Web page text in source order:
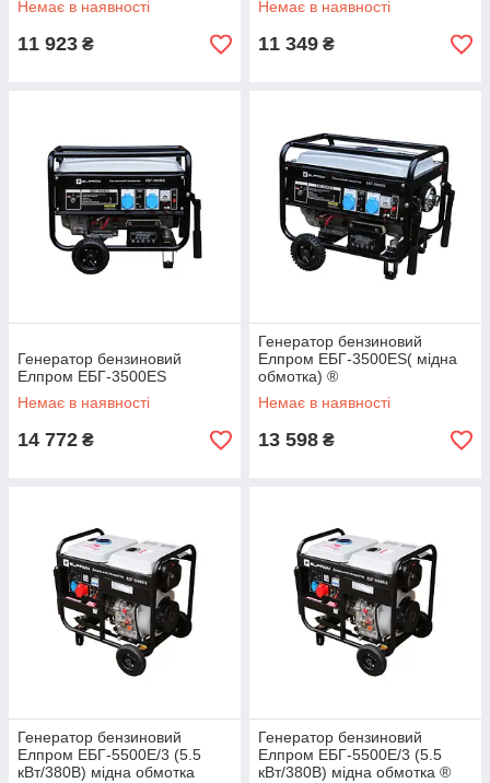
Немає в наявності
11 923 ₴
Немає в наявності
11 349 ₴
Генератор бензиновий
Елпром ЕБГ-3500ES
Немає в наявності
14 772 ₴
Генератор бензиновий
Елпром ЕБГ-3500ES( мідна
обмотка) ®
Немає в наявності
13 598 ₴
Генератор бензиновий
Елпром ЕБГ-5500Е/3 (5.5
кВт/380В) мідна обмотка
Генератор бензиновий
Елпром ЕБГ-5500Е/3 (5.5
кВт/380В) мідна обмотка ®